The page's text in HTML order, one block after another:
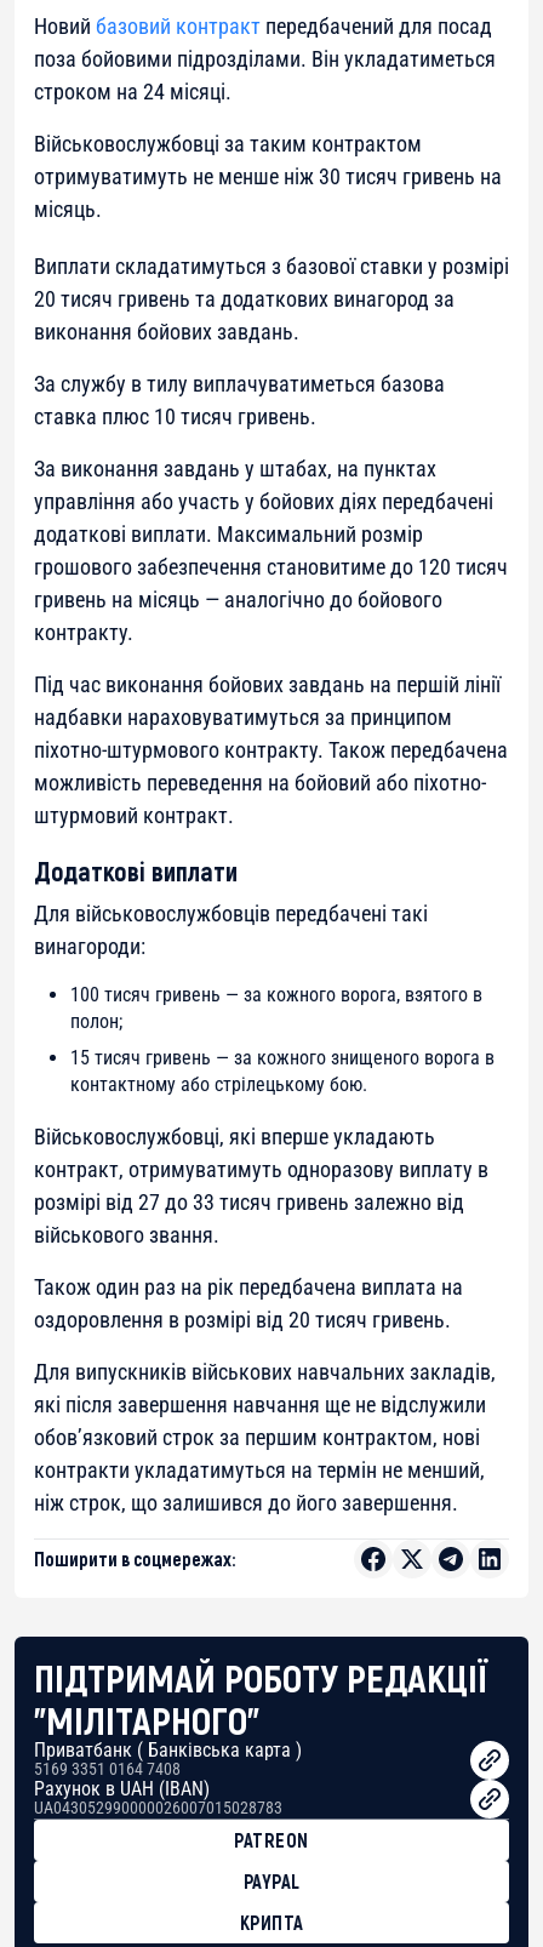
Новий базовий контракт передбачений для посад
поза бойовими підрозділами. Він укладатиметься
строком на 24 місяці.
Військовослужбовці за таким контрактом
отримуватимуть не менше ніж 30 тисяч гривень на
місяць.
Виплати складатимуться з базової ставки у розмірі
20 тисяч гривень та додаткових винагород за
виконання бойових завдань.
За службу в тилу виплачуватиметься базова
ставка плюс 10 тисяч гривень.
За виконання завдань у штабах, на пунктах
управління або участь у бойових діях передбачені
додаткові виплати. Максимальний розмір
грошового забезпечення становитиме до 120 тисяч
гривень на місяць — аналогічно до бойового
контракту.
Під час виконання бойових завдань на першій лінії
надбавки нараховуватимуться за принципом
піхотно-штурмового контракту. Також передбачена
можливість переведення на бойовий або піхотно-
штурмовий контракт.
Додаткові виплати
Для військовослужбовців передбачені такі
винагороди:
100 тисяч гривень — за кожного ворога, взятого в
полон;
15 тисяч гривень — за кожного знищеного ворога в
контактному або стрілецькому бою.
Військовослужбовці, які вперше укладають
контракт, отримуватимуть одноразову виплату в
розмірі від 27 до 33 тисяч гривень залежно від
військового звання.
Також один раз на рік передбачена виплата на
оздоровлення в розмірі від 20 тисяч гривень.
Для випускників військових навчальних закладів,
які після завершення навчання ще не відслужили
обов’язковий строк за першим контрактом, нові
контракти укладатимуться на термін не менший,
ніж строк, що залишився до його завершення.
Поширити в соцмережах:
ПІДТРИМАЙ РОБОТУ РЕДАКЦІЇ
"МІЛІТАРНОГО"
Приватбанк ( Банківська карта )
5169 3351 0164 7408
Рахунок в UAH (IBAN)
UA043052990000026007015028783
PATREON
PAYPAL
КРИПТА